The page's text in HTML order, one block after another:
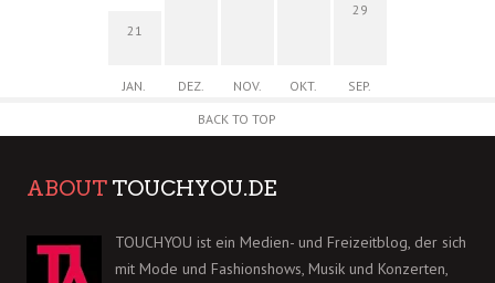
21
JAN. DEZ. NOV. OKT.
29
SEP.
BACK TO TOP
ABOUT TOUCHYOU.DE
TOUCHYOU ist ein Medien- und Freizeitblog, der sich
mit Mode und Fashionshows, Musik und Konzerten,